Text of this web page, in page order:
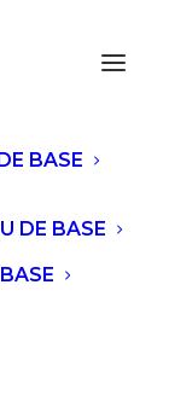
BASE
DE BASE
des